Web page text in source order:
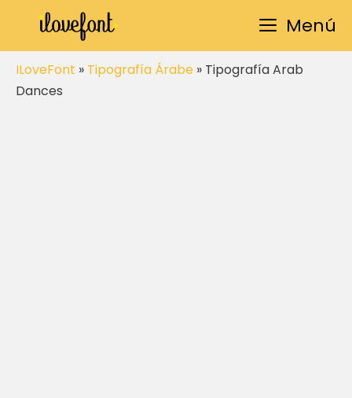
Saltar
contenido
Menú
ILoveFont » Tipografía Árabe » Tipografía Arab
Dances